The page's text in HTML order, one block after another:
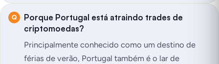
Porque Portugal está atraindo trades de
criptomoedas?
Principalmente conhecido como um destino de
férias de verão, Portugal também é o lar de